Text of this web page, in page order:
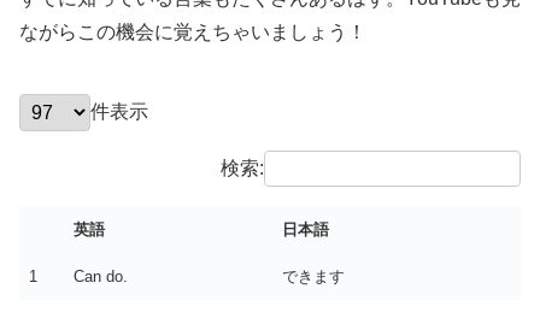
ながらこの機会に覚えちゃいましょう！
件表示
検索:
英語 日本語
1 Can do. できます